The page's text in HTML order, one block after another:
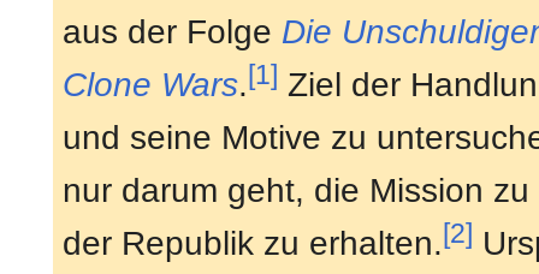
aus der Folge Die
Clone Wars.[1] Ziel der
und seine Motive zu
nur darum geht, die Mission
der Republik zu erhalten.[2]